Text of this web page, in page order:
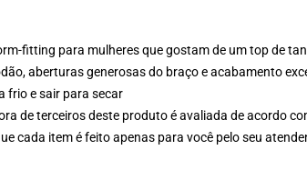
fitting para mulheres que gostam de um top de
aberturas generosas do braço e acabamento
frio e sair para secar
de terceiros deste produto é avaliada de acordo
cada item é feito apenas para você pelo seu